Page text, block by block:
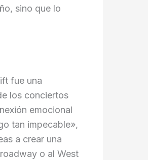
sino que lo
fue una
los conciertos
emocional
tan impecable»,
a crear una
o al West